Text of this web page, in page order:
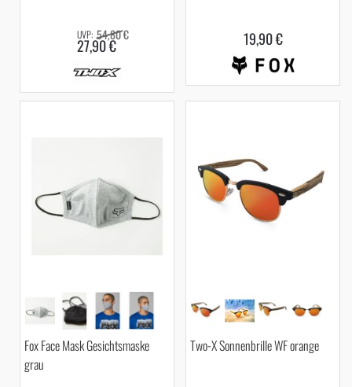
27,90 €
54,80 € 19,90 €
Fox Face Mask Gesichtsmaske
grau
Two-X Sonnenbrille WF orange